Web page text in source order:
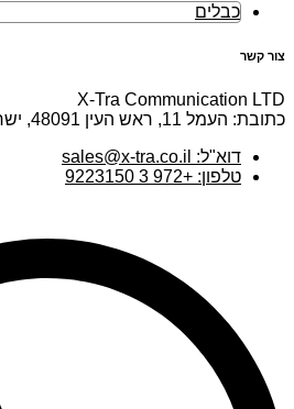
כבלים
צור קשר
X-Tra Communication LTD
כתובת: העמל 11, ראש העין 48091, ישראל
דוא"ל: sales@x-tra.co.il
טלפון: +972 3 9223150